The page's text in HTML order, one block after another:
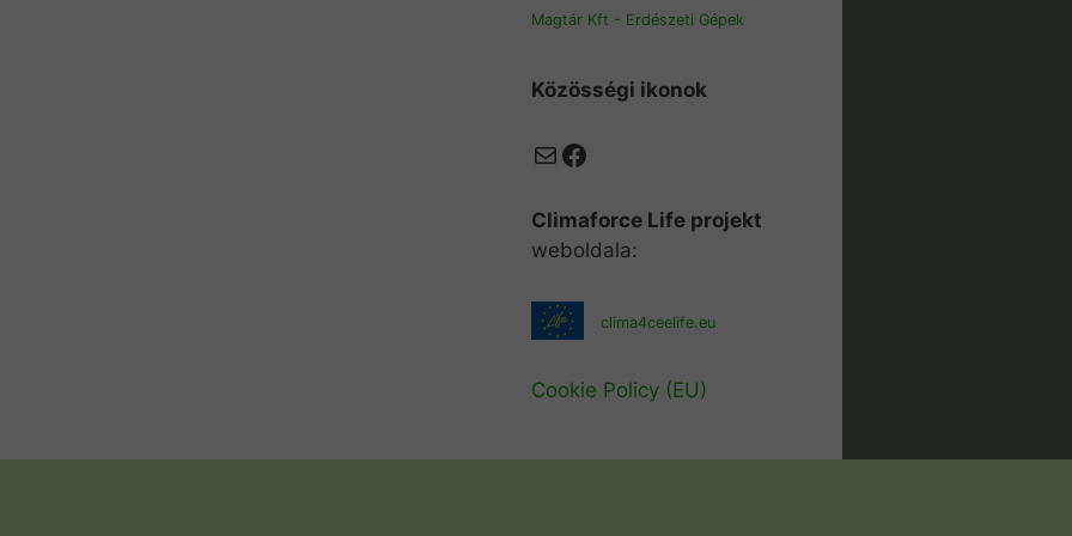
Magtár Kft - Erdészeti Gépek
Közösségi ikonok
MailFacebook
Climaforce Life projekt
weboldala:
clima4ceelife.eu
Cookie Policy (EU)